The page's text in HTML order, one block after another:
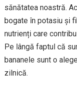
sănătatea noastră.
bogate în potasiu și
nutrienți care
Pe lângă faptul că
bananele sunt o
zilnică.